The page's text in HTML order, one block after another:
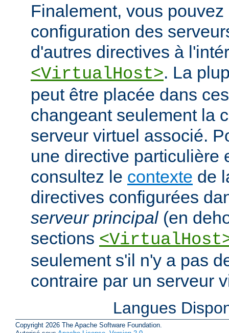
Finalement, vous pouvez
configuration des
d'autres directives à
<VirtualHost>. La
peut être placée dans
changeant seulement la
serveur virtuel associé.
une directive particulière
consultez le contexte de
directives configurées
serveur principal(en
sections
seulement s'il n'y a pas
contraire par un serveur
Langues
Copyright 2026 The Apache Software Foundation.